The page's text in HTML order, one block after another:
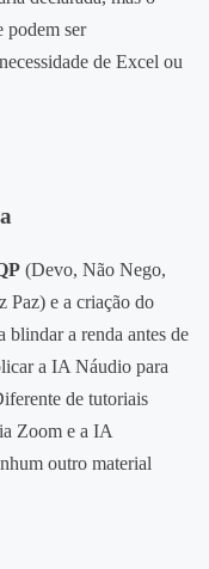
podem ser
de Excel ou
(Devo, Não Nego,
Paz) e a criação do
blindar a renda antes de
a IA Náudio para
de tutoriais
Zoom e a IA
outro material